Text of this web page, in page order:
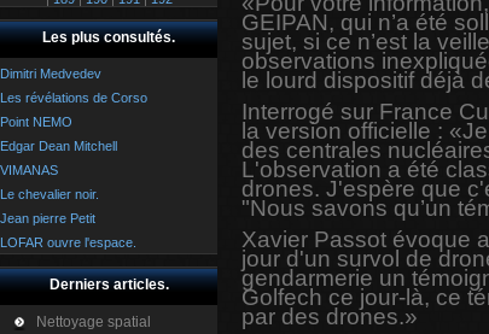
Les plus consultés.
Dimitri Medvedev
Les révélations de Corso
Point NEMO
Edgar Dean Mitchell
VIMANAS
Le chevalier noir.
Jean pierre Petit
LOFAR ouvre l'espace.
Derniers articles.
Nettoyage spatial
GEIPAN, qui n’a été
sujet, si ce n’est la
observations
le lourd dispositif déjà
Interrogé sur France
la version officielle :
des centrales
L'observation a été
drones. J'espère que
"Nous savons qu’un
Xavier Passot évoque
jour d'un survol de
gendarmerie un
Golfech ce jour-là, ce
par des drones.»